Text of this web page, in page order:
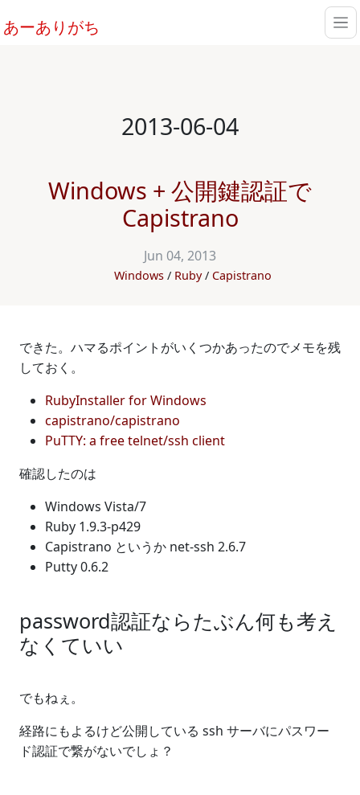
あーありがち
2013-06-04
Windows + 公開鍵認証で
Capistrano
Jun 04, 2013
Windows Ruby Capistrano
できた。ハマるポイントがいくつかあったのでメモを残
しておく。
RubyInstaller for Windows
capistrano/capistrano
PuTTY: a free telnet/ssh client
確認したのは
Windows Vista/7
Ruby 1.9.3-p429
Capistrano というか net-ssh 2.6.7
Putty 0.6.2
password認証ならたぶん何も考え
なくていい
でもねぇ。
経路にもよるけど公開している ssh サーバにパスワー
ド認証で繋がないでしょ？